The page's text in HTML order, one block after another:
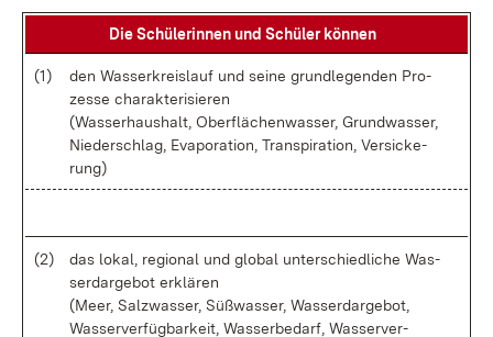
Die Schü­le­rin­nen und Schü­ler kön­nen
(1)
den Was­ser­kreis­lauf und sei­ne grund­le­gen­den Pro­
zes­se cha­rak­te­ri­sie­ren
(Was­ser­haus­halt, Ober­flä­chen­was­ser, Grund­was­ser,
Nie­der­schlag, Eva­po­ra­ti­on, Tran­spi­ra­ti­on, Ver­si­cke­
rung)
(2)
das lo­kal, re­gio­nal und glo­bal un­ter­schied­li­che Was­
ser­dar­ge­bot er­klä­ren
(Meer, Salz­was­ser, Süß­was­ser, Was­ser­dar­ge­bot,
Was­ser­ver­füg­bar­keit, Was­ser­be­darf, Was­ser­ver­